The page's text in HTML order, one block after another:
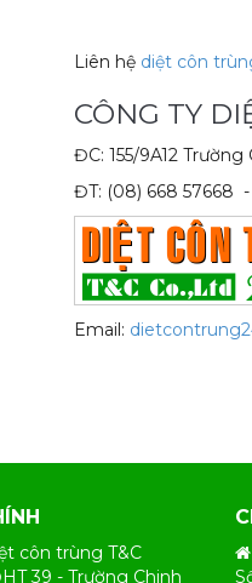
Liên hệ diệt côn
CÔNG TY
ĐC: 155/9A12
ĐT: (08) 668 57668
Email:
côn trùng T&C
39 - Trường Chinh